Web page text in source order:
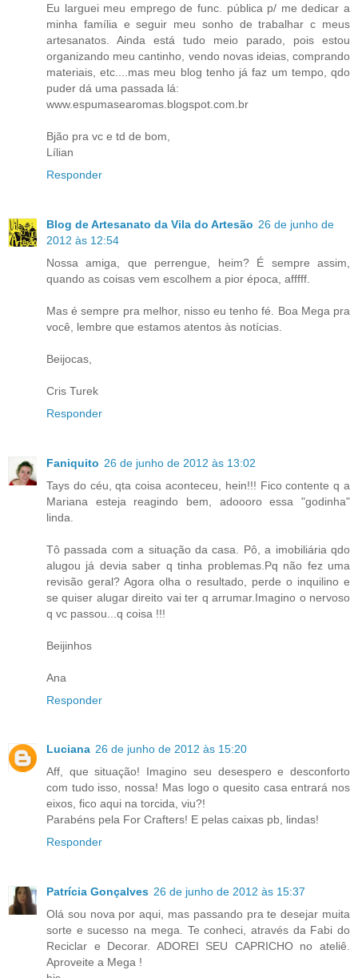
Eu larguei meu emprego de func. pública p/ me dedicar a
minha família e seguir meu sonho de trabalhar c meus
artesanatos. Ainda está tudo meio parado, pois estou
organizando meu cantinho, vendo novas ideias, comprando
materiais, etc....mas meu blog tenho já faz um tempo, qdo
puder dá uma passada lá:
www.espumasearomas.blogspot.com.br
Bjão pra vc e td de bom,
Lílian
Responder
Blog de Artesanato da Vila do Artesão 26 de junho de
2012 às 12:54
Nossa amiga, que perrengue, heim? É sempre assim,
quando as coisas vem escolhem a pior época, afffff.
Mas é sempre pra melhor, nisso eu tenho fé. Boa Mega pra
você, lembre que estamos atentos às notícias.
Beijocas,
Cris Turek
Responder
Faniquito 26 de junho de 2012 às 13:02
Tays do céu, qta coisa aconteceu, hein!!! Fico contente q a
Mariana esteja reagindo bem, adoooro essa "godinha"
linda.
Tô passada com a situação da casa. Pô, a imobiliária qdo
alugou já devia saber q tinha problemas.Pq não fez uma
revisão geral? Agora olha o resultado, perde o inquilino e
se quiser alugar direito vai ter q arrumar.Imagino o nervoso
q vc passou...q coisa !!!
Beijinhos
Ana
Responder
Luciana 26 de junho de 2012 às 15:20
Aff, que situação! Imagino seu desespero e desconforto
com tudo isso, nossa! Mas logo o quesito casa entrará nos
eixos, fico aqui na torcida, viu?!
Parabéns pela For Crafters! E pelas caixas pb, lindas!
Responder
Patrícia Gonçalves 26 de junho de 2012 às 15:37
Olá sou nova por aqui, mas passando pra te desejar muita
sorte e sucesso na mega. Te conheci, através da Fabi do
Reciclar e Decorar. ADOREI SEU CAPRICHO no ateliê.
Aproveite a Mega !